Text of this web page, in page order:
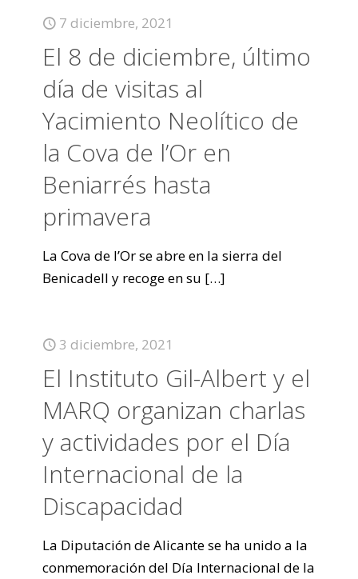
7 diciembre, 2021
El 8 de diciembre, último
día de visitas al
Yacimiento Neolítico de
la Cova de l’Or en
Beniarrés hasta
primavera
La Cova de l’Or se abre en la sierra del
Benicadell y recoge en su […]
3 diciembre, 2021
El Instituto Gil-Albert y el
MARQ organizan charlas
y actividades por el Día
Internacional de la
Discapacidad
La Diputación de Alicante se ha unido a la
conmemoración del Día Internacional de la